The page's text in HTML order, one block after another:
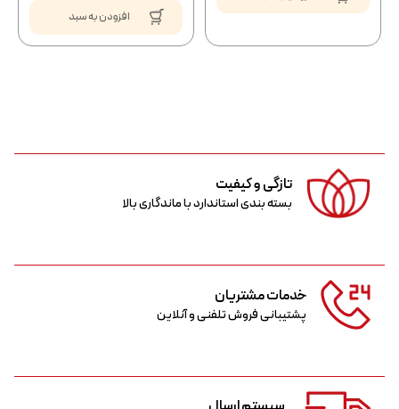
افزودن به سبد
تازگی و کیفیت
بسته بندی استاندارد با ماندگاری بالا
خدمات مشتریان
پشتیبانی فروش تلفنی و آنلاین